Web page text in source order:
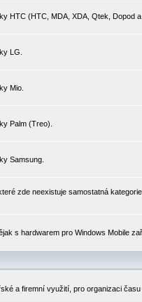
HTC (HTC, MDA, XDA, Qtek, Dopod a
LG.
Mio.
Palm (Treo).
Samsung.
zde neexistuje samostatná
s hardwarem pro Windows Mobile
a firemní využití, pro organizaci času